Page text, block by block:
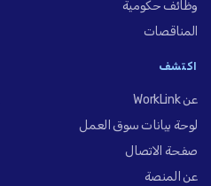
وظائف حكومية
المناقصات
اكتشف
عن WorkLink
لوحة بيانات سوق العمل
صفحة الاتصال
عن المنصة